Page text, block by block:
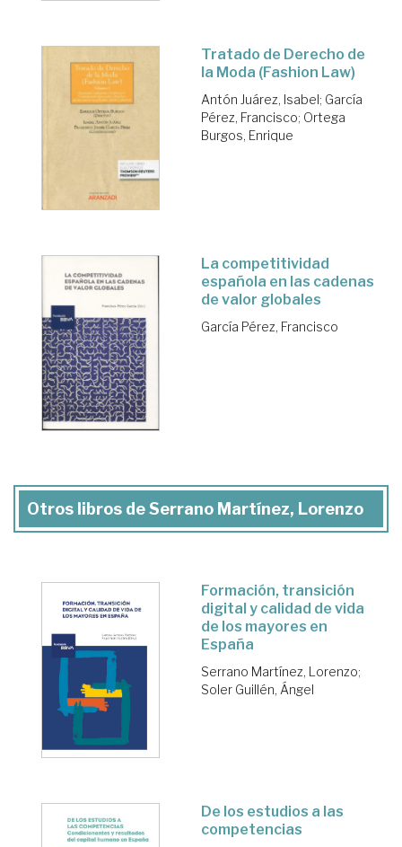
Tratado de Derecho de
la Moda (Fashion Law)
Antón Juárez, Isabel; García
Pérez, Francisco; Ortega
Burgos, Enrique
La competitividad
española en las cadenas
de valor globales
García Pérez, Francisco
Otros libros de Serrano Martínez, Lorenzo
Formación, transición
digital y calidad de vida
de los mayores en
España
Serrano Martínez, Lorenzo;
Soler Guillén, Ángel
De los estudios a las
competencias